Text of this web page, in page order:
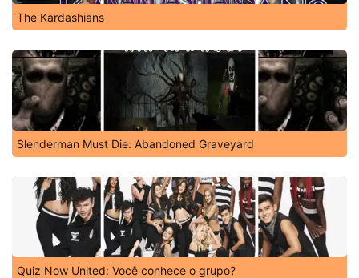
The Kardashians
Slenderman Must Die: Abandoned Graveyard
Quiz Now United: Você conhece o grupo?